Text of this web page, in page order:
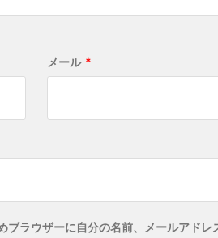
メール *
ブラウザーに自分の名前、メールアドレ